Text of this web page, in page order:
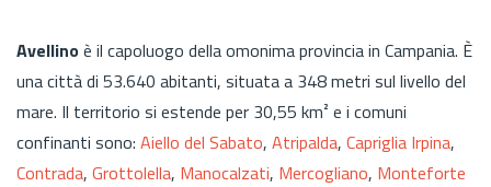
Avellinoè il capoluogo della omonima provincia in Campania. È
una città di 53.640 abitanti, situata a 348 metri sul livello del
mare. Il territorio si estende per 30,55 km² e i comuni
confinanti sono: Aiello del Sabato, Atripalda, Capriglia Irpina,
Contrada, Grottolella, Manocalzati, Mercogliano, Monteforte